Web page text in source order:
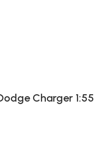
Charger 1:55